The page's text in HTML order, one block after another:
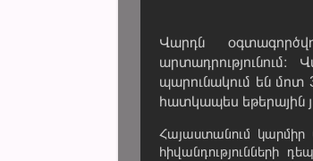
Վարդն
պարունակում են մոտ
հատկապես եթերային
Հայաստանում կարմիր
հիվանդությունների